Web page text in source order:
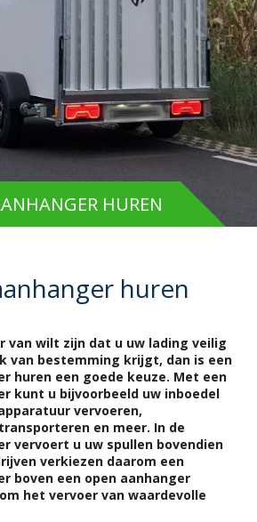
HUREN
huren
van wilt zijn dat u uw lading veilig
van bestemming krijgt, dan is een
huren een goede keuze. Met een
kunt u bijvoorbeeld uw inboedel
vervoeren,
en meer. In de
vervoert u uw spullen bovendien
verkiezen daarom een
boven een open aanhanger
het vervoer van waardevolle